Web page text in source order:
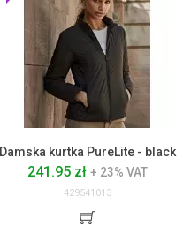
Damska kurtka PureLite - black
241.95 zł + 23% VAT
429541013